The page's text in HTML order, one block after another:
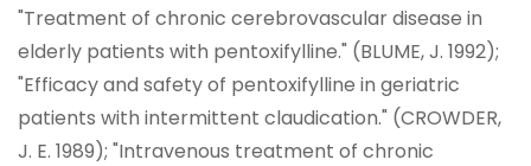
"Treatment of chronic cerebrovascular disease in
elderly patients with pentoxifylline." (BLUME, J. 1992);
"Efficacy and safety of pentoxifylline in geriatric
patients with intermittent claudication." (CROWDER,
J. E. 1989); "Intravenous treatment of chronic